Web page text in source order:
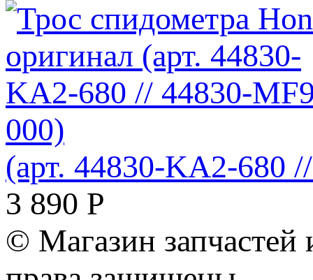
(арт. 44830-KA2-680
3 890 Р
© Магазин